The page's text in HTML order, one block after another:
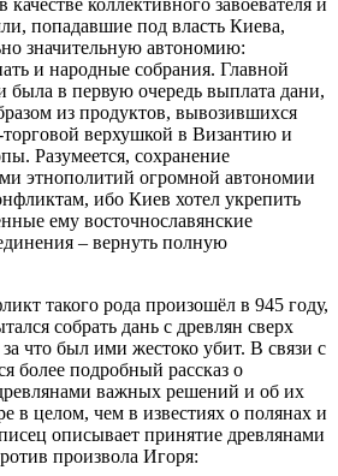
коллективного завоевателя и
попадавшие под власть Киева,
значительную автономию:
и народные собрания. Главной
была в первую очередь выплата дани,
из продуктов, вывозившихся
торговой верхушкой в Византию и
Разумеется, сохранение
этнополитий огромной автономии
ибо Киев хотел укрепить
ему восточнославянские
– вернуть полную
такого рода произошёл в 945 году,
собрать дань с древлян сверх
что был ими жестоко убит. В связи с
более подробный рассказ о
важных решений и об их
в целом, чем в известиях о полянах и
описывает принятие древлянами
произвола Игоря: